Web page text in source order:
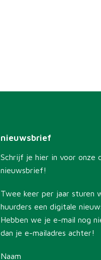
nieuwsbrief
Schrijf je hier in voor onze
nieuwsbrief!
Twee keer per jaar sturen
huurders een digitale
Hebben we je e-mail nog
dan je e-mailadres achter!
Naam